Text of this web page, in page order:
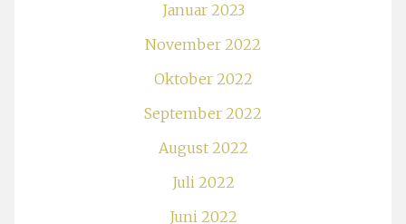
Januar 2023
November 2022
Oktober 2022
September 2022
August 2022
Juli 2022
Juni 2022